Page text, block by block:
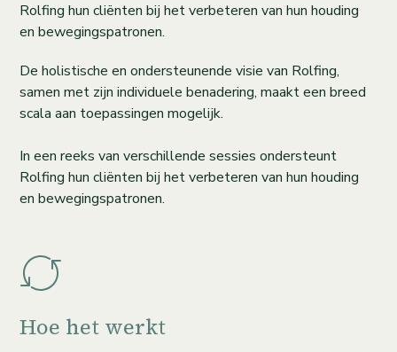
Rolfing hun cliënten bij het verbeteren van hun houding
en bewegingspatronen.
De holistische en ondersteunende visie van Rolfing,
samen met zijn individuele benadering, maakt een breed
scala aan toepassingen mogelijk.
In een reeks van verschillende sessies ondersteunt
Rolfing hun cliënten bij het verbeteren van hun houding
en bewegingspatronen.
Hoe het werkt